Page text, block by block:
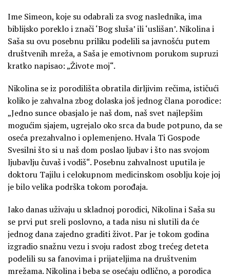
Ime Simeon, koje su odabrali za svog naslednika, ima
biblijsko poreklo i znači ‘Bog sluša’ ili ‘uslišan’. Nikolina i
Saša su ovu posebnu priliku podelili sa javnošću putem
društvenih mreža, a Saša je emotivnom porukom supruzi
kratko napisao: „Živote moj“.
Nikolina se iz porodilišta obratila dirljivim rečima, ističući
koliko je zahvalna zbog dolaska još jednog člana porodice:
„Jedno sunce obasjalo je naš dom, naš svet najlepšim
mogućim sjajem, ugrejalo oko srca da bude potpuno, da se
oseća prezahvalno i oplemenjeno. Hvala Ti Gospode
Svesilni što si u naš dom poslao ljubav i što nas svojom
ljubavlju čuvaš i vodiš“. Posebnu zahvalnost uputila je
doktoru Tajilu i celokupnom medicinskom osoblju koje joj
je bilo velika podrška tokom porođaja.
Iako danas uživaju u skladnoj porodici, Nikolina i Saša su
se prvi put sreli poslovno, a tada nisu ni slutili da će
jednog dana zajedno graditi život. Par je tokom godina
izgradio snažnu vezu i svoju radost zbog trećeg deteta
podelili su sa fanovima i prijateljima na društvenim
mrežama. Nikolina i beba se osećaju odlično, a porodica